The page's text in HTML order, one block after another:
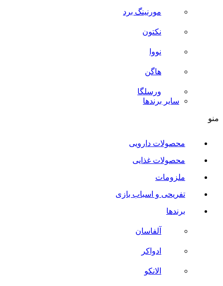
مورنینگ برد
نکتون
نووا
هاگن
ورسلگا
سایر برند‌ها
منو
محصولات دارویی
محصولات غذایی
ملزومات
تفریحی و اسباب بازی
برندها
آلفاسان
ادواکر
الانکو